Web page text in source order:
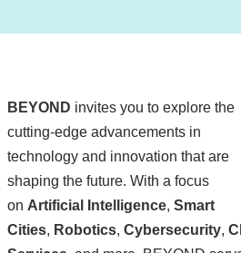
BEYOND invites you to explore the
cutting-edge advancements in
technology and innovation that are
shaping the future. With a focus
on Artificial Intelligence, Smart
Cities, Robotics, Cybersecurity,